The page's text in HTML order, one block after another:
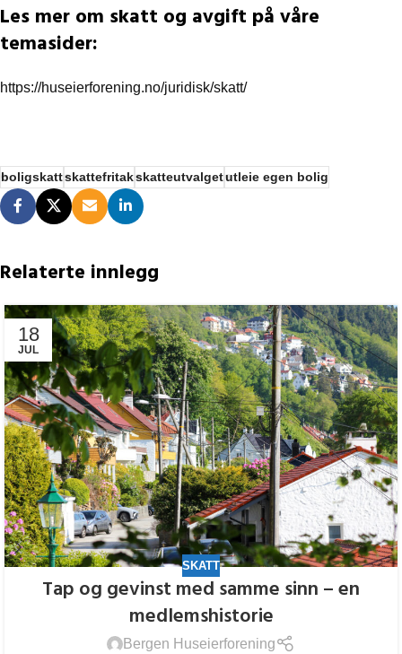
Les mer om skatt og avgift på våre
temasider:
https://huseierforening.no/juridisk/skatt/
boligskattskattefritakskatteutvalgetutleie egen bolig
Relaterte innlegg
18
JUL
SKATT
Tap og gevinst med samme sinn – en
medlemshistorie
Bergen Huseierforening